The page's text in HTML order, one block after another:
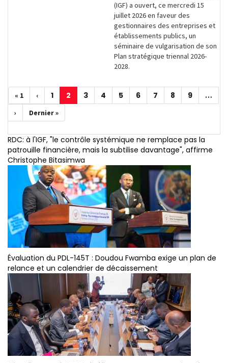
(IGF) a ouvert, ce mercredi 15
juillet 2026 en faveur des
gestionnaires des entreprises et
établissements publics, un
séminaire de vulgarisation de son
Plan stratégique triennal 2026-
2028.
Pagination
Première
page
« 1
Page
précédente
‹ Page
1
Page
courante
2 Page
3 Page
4 Page
5 Page
6 Page
7 Page
8 Page
9
…
Page
suivante
›
Dernière
page
Dernier »
RDC: à l'IGF, "le contrôle systémique ne remplace pas la
patrouille financière, mais la subtilise davantage", affirme
Christophe Bitasimwa
Évaluation du PDL-145T : Doudou Fwamba exige un plan de
relance et un calendrier de décaissement